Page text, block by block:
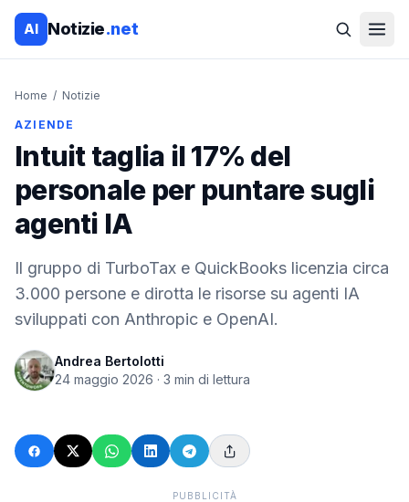
AI Notizie.net
Home / Notizie
AZIENDE
Intuit taglia il 17% del
personale per puntare sugli
agenti IA
Il gruppo di TurboTax e QuickBooks licenzia circa
3.000 persone e dirotta le risorse su agenti IA
sviluppati con Anthropic e OpenAI.
Andrea Bertolotti
24 maggio 2026 · 3 min di lettura
PUBBLICITÀ